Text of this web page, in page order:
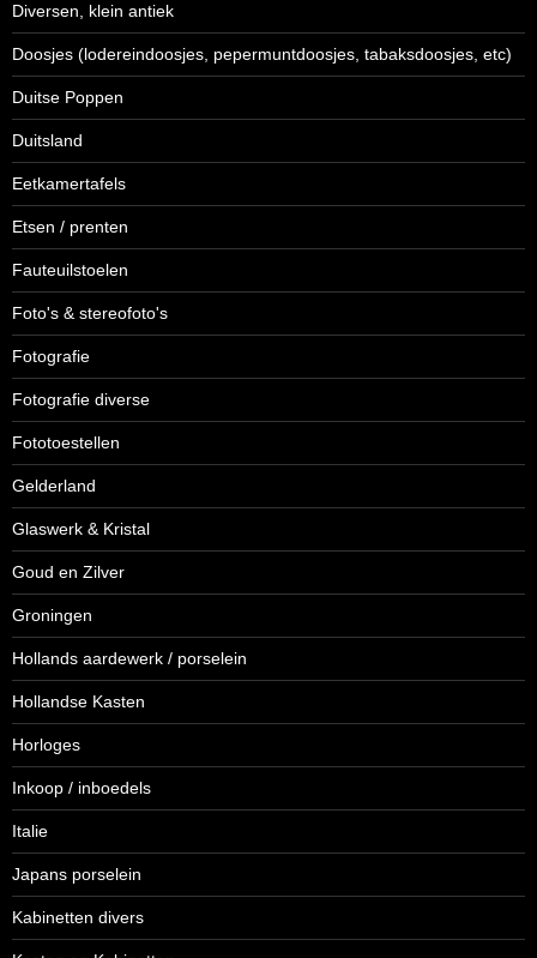
Diversen, klein antiek
Doosjes (lodereindoosjes, pepermuntdoosjes, tabaksdoosjes, etc)
Duitse Poppen
Duitsland
Eetkamertafels
Etsen / prenten
Fauteuilstoelen
Foto's & stereofoto's
Fotografie
Fotografie diverse
Fototoestellen
Gelderland
Glaswerk & Kristal
Goud en Zilver
Groningen
Hollands aardewerk / porselein
Hollandse Kasten
Horloges
Inkoop / inboedels
Italie
Japans porselein
Kabinetten divers